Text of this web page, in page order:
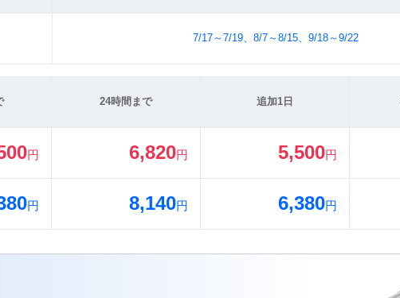
7/17～7/19、8/7～8/15、9/18～9/22
24時間まで 追加1日
円 6,820円 5,500円
円 8,140円 6,380円